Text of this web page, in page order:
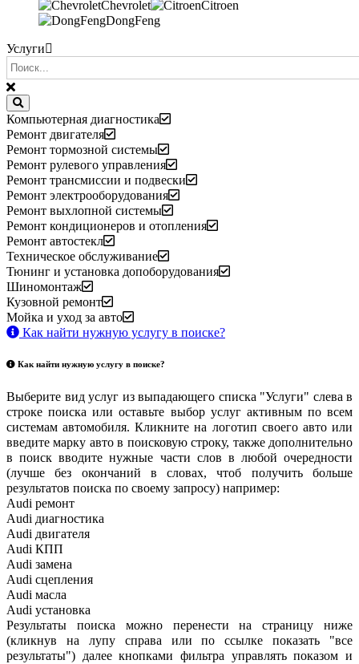
Chevrolet
Citroen
DongFeng
Услуги
Компьютерная диагностика
Ремонт двигателя
Ремонт тормозной системы
Ремонт рулевого управления
Ремонт трансмиссии и подвески
Ремонт электрооборудования
Ремонт выхлопной системы
Ремонт кондиционеров и отопления
Ремонт автостекл
Техническое обслуживание
Тюнинг и установка допоборудования
Шиномонтаж
Кузовной ремонт
Мойка и уход за авто
Как найти нужную услугу в поиске?
Как найти нужную услугу в поиске?
Выберите вид услуг из выпадающего списка "Услуги" слева в
строке поиска или оставьте выбор услуг активным по всем
системам автомобиля. Кликните на логотип своего авто или
введите марку авто в поисковую строку, также дополнительно
в поиск вводите нужные части слов в любой очередности
(лучше без окончаний в словах, чтоб получить больше
результатов поиска по своему запросу) например:
Audi ремонт
Audi диагностика
Audi двигателя
Audi КПП
Audi замена
Audi сцепления
Audi масла
Audi установка
Результаты поиска можно перенести на страницу ниже
(кликнув на лупу справа или по ссылке показать "все
результаты") далее кнопками фильтра управлять показом и